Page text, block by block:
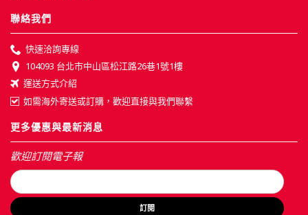
聯絡我們
快速洽詢專線
104093 台北市中山區松江路26巷1號1樓
運送方式介紹
如需海外寄送或訂購，歡迎直接與我們聯繫
更多優惠與最新消息
歡迎訂閱電子報
訂閱